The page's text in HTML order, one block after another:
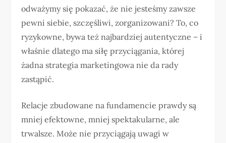
odważymy się pokazać, że nie jesteśmy zawsze
pewni siebie, szczęśliwi, zorganizowani? To, co
ryzykowne, bywa też najbardziej autentyczne – i
właśnie dlatego ma siłę przyciągania, której
żadna strategia marketingowa nie da rady
zastąpić.
Relacje zbudowane na fundamencie prawdy są
mniej efektowne, mniej spektakularne, ale
trwalsze. Może nie przyciągają uwagi w